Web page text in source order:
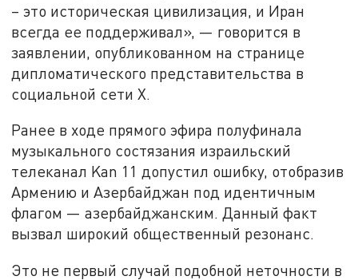
– это историческая цивилизация, и Иран
всегда ее поддерживал», — говорится в
заявлении, опубликованном на странице
дипломатического представительства в
социальной сети X.
Ранее в ходе прямого эфира полуфинала
музыкального состязания израильский
телеканал Kan 11 допустил ошибку, отобразив
Армению и Азербайджан под идентичным
флагом — азербайджанским. Данный факт
вызвал широкий общественный резонанс.
Это не первый случай подобной неточности в